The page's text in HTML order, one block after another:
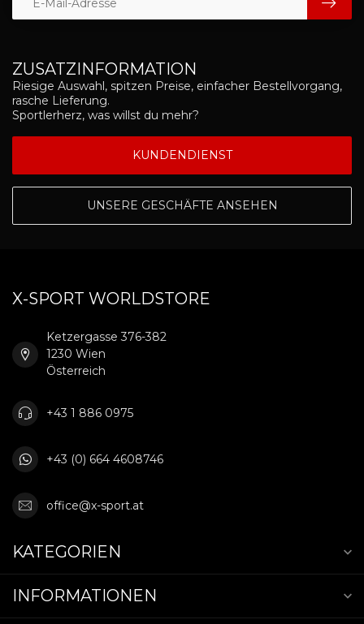
ZUSATZINFORMATION
Riesige Auswahl, spitzen Preise, einfacher Bestellvorgang,
rasche Lieferung.
Sportlerherz, was willst du mehr?
KUNDENDIENST
UNSERE GESCHÄFTE ANSEHEN
X-SPORT WORLDSTORE
Ketzergasse 376-382
1230 Wien
Österreich
+43 1 886 0975
+43 (0) 664 4608746
office@x-sport.at
KATEGORIEN
INFORMATIONEN